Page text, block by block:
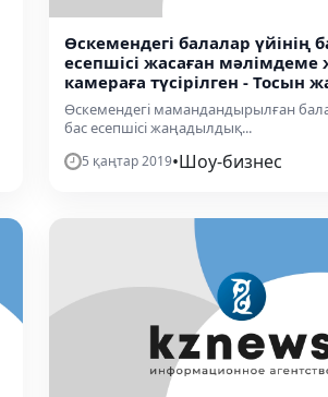
Өскемендегі балалар үйінің
есепшісі жасаған
камераға түсірілген - Тосын
Өскемендегі мамандандырылған
бас есепшісі жаңадылдық...
5 қаңтар 2019•Шоу-бизнес